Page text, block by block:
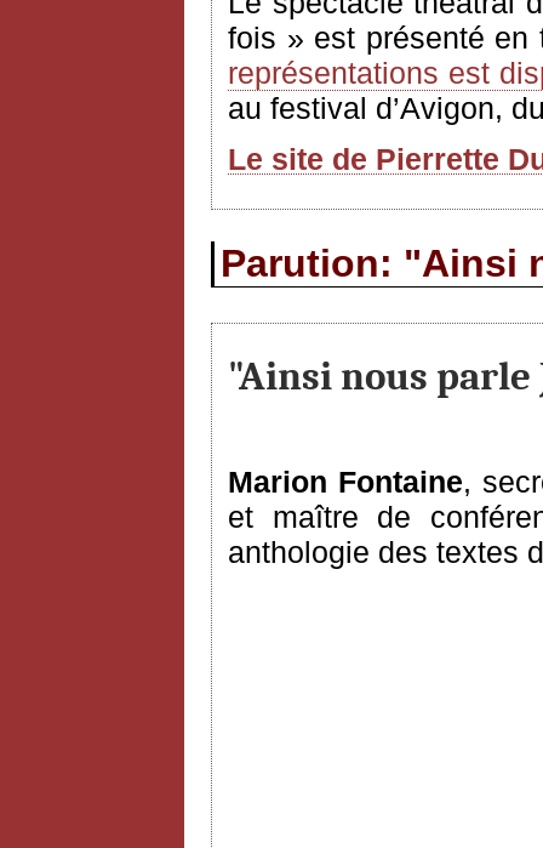
fois » est présenté en
représentations est
au festival d’Avigon,
Le site de Pierrette
Parution: "Ainsi
"Ainsi nous parle
Marion Fontaine,
et maître de
anthologie des textes